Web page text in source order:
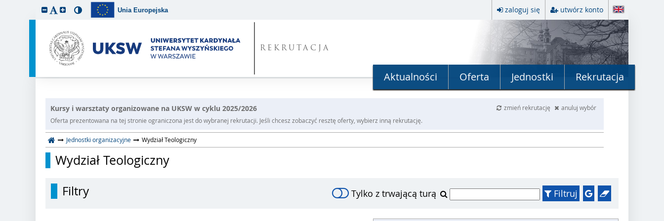
Unia Europejska zaloguj się utwórz konto
REKRUTACJA
Aktualności Oferta Jednostki Rekrutacja
Kursy i warsztaty organizowane na UKSW w cyklu 2025/2026 zmień rekrutację
anuluj wybór
Oferta prezentowana na tej stronie ograniczona jest do wybranej rekrutacji. Jeśli chcesz zobaczyć resztę oferty, wybierz inną rekrutację.
Jednostki organizacyjne Wydział Teologiczny
Wydział Teologiczny
Filtry Tylko z trwającą turą Filtruj